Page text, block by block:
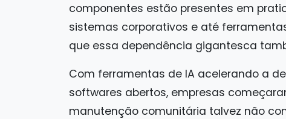
componentes estão presentes em
sistemas corporativos e até
que essa dependência gigantesca
Com ferramentas de IA acelerando a
softwares abertos, empresas
manutenção comunitária talvez não